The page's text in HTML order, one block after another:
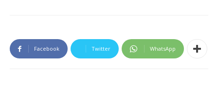
Facebook Twitter WhatsApp